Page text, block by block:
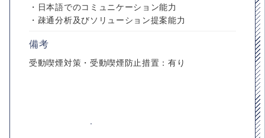
・日本語でのコミュニケーション能力
・疎通分析及びソリューション提案能力
備考
受動喫煙対策・受動喫煙防止措置：有り